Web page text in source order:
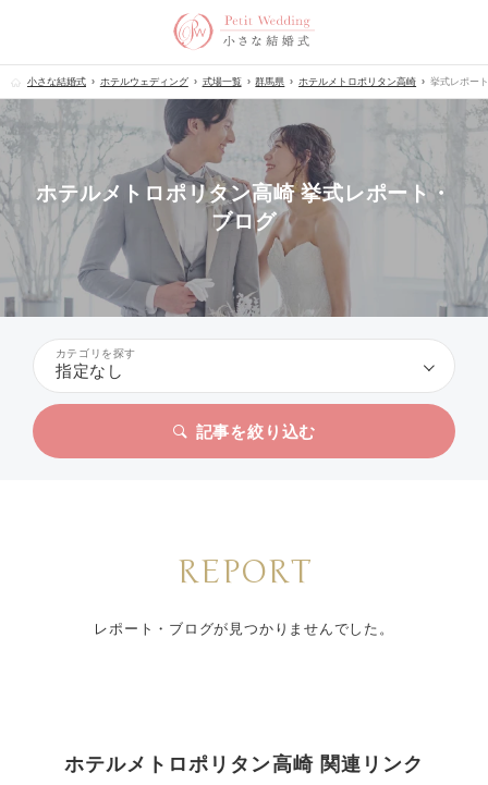
小さな結婚式 ホテルウェディング 式場一覧 群馬県 ホテルメトロポリタン高崎 挙式レポー
ホテルメトロポリタン高崎 挙式レポート・
ブログ
カテゴリを探す
指定なし
記事を絞り込む
REPORT
レポート・ブログが見つかりませんでした。
ホテルメトロポリタン高崎 関連リンク